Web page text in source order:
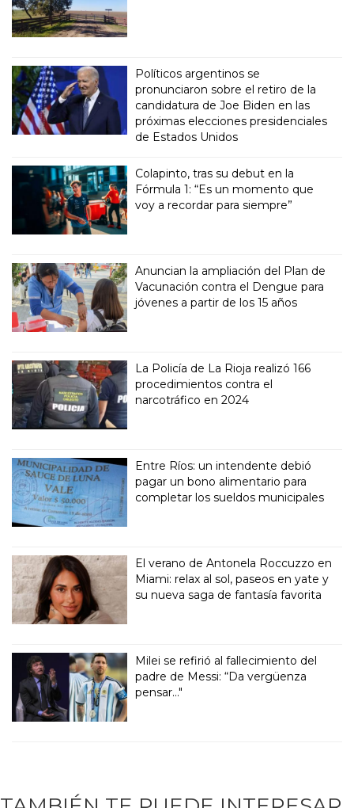
Políticos argentinos se
pronunciaron sobre el retiro de la
candidatura de Joe Biden en las
próximas elecciones presidenciales
de Estados Unidos
Colapinto, tras su debut en la
Fórmula 1: “Es un momento que
voy a recordar para siempre”
Anuncian la ampliación del Plan de
Vacunación contra el Dengue para
jóvenes a partir de los 15 años
La Policía de La Rioja realizó 166
procedimientos contra el
narcotráfico en 2024
Entre Ríos: un intendente debió
pagar un bono alimentario para
completar los sueldos municipales
El verano de Antonela Roccuzzo en
Miami: relax al sol, paseos en yate y
su nueva saga de fantasía favorita
Milei se refirió al fallecimiento del
padre de Messi: “Da vergüenza
pensar..."